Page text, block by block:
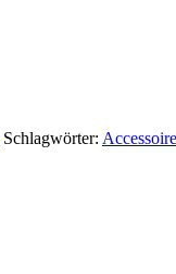
Schlagwörter: